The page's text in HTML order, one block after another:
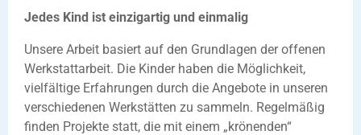
Jedes Kind ist einzigartig und einmalig
Unsere Arbeit basiert auf den Grundlagen der offenen
Werkstattarbeit. Die Kinder haben die Möglichkeit,
vielfältige Erfahrungen durch die Angebote in unseren
verschiedenen Werkstätten zu sammeln. Regelmäßig
finden Projekte statt, die mit einem „krönenden“